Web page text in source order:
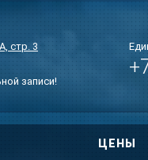
стр. 3
записи!
ЦЕНЫ